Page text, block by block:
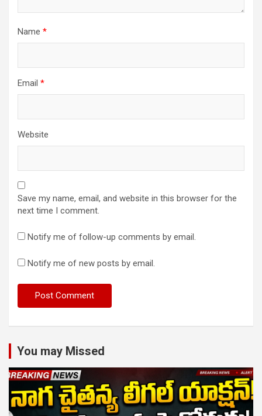
Name *
Email *
Website
Save my name, email, and website in this browser for the
next time I comment.
Notify me of follow-up comments by email.
Notify me of new posts by email.
You may Missed